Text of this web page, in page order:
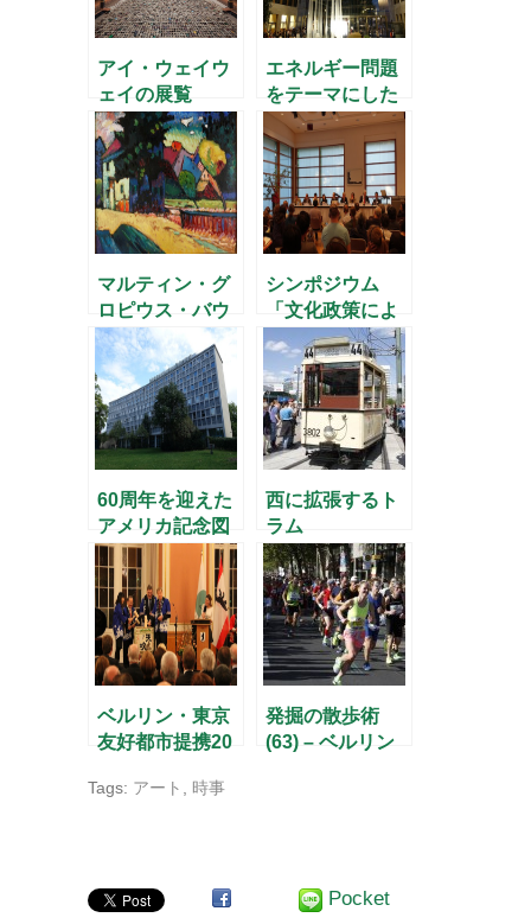
アイ・ウェイウ
ェイの展覧
会“EVIDENCE”
エネルギー問題
をテーマにした
展覧会
マルティン・グ
ロピウス・バウ
のテルアビブ美
術館展
シンポジウム
「文化政策によ
る中小都市の再
生」
60周年を迎えた
アメリカ記念図
書館
西に拡張するト
ラム
ベルリン・東京
友好都市提携20
発掘の散歩術
(63) – ベルリン
Tags: アート 時事
Pocket